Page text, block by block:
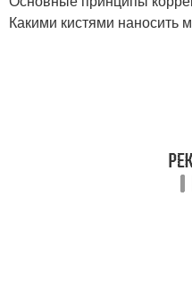
Какими кистями наносить